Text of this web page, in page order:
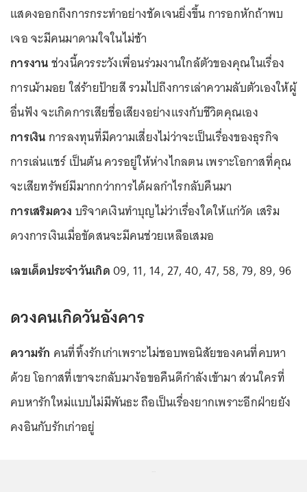
แสดงออกถึงการกระทำอย่างชัดเจนยิ่งขึ้น การอกหักถ้าพบ
เจอ จะมีคนมาดามใจในไม่ช้า
การงานช่วงนี้ควรระวังเพื่อนร่วมงานใกล้ตัวของคุณในเรื่อง
การเม้ามอย ใส่ร้ายป้ายสี รวมไปถึงการเล่าความลับตัวเองให้ผู้
อื่นฟัง จะเกิดการเสียชื่อเสียงอย่างแรงกับชีวิตคุณเอง
การเงินการลงทุนที่มีความเสี่ยงไม่ว่าจะเป็นเรื่องของธุรกิจ
การเล่นแชร์ เป็นต้น ควรอยู่ให้ห่างไกลตน เพราะโอกาสที่คุณ
จะเสียทรัพย์มีมากกว่าการได้ผลกำไรกลับคืนมา
การเสริมดวง บริจาคเงินทำบุญไม่ว่าเรื่องใดให้แก่วัด เสริม
ดวงการเงินเมื่อขัดสนจะมีคนช่วยเหลือเสมอ
เลขเด็ดประจำวันเกิด 09, 11, 14, 27, 40, 47, 58, 79, 89, 96
ดวงคนเกิดวันอังคาร
ความรัก คนที่ทิ้งรักเก่าเพราะไม่ชอบพอนิสัยของคนที่คบหา
ด้วย โอกาสที่เขาจะกลับมาง้อขอคืนดีกำลังเข้ามา ส่วนใครที่
คบหารักใหม่แบบไม่มีพันธะ ถือเป็นเรื่องยากเพราะอีกฝ่ายยัง
คงอินกับรักเก่าอยู่